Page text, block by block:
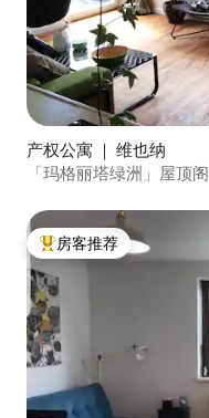
产权公寓 ｜ 维也纳
「玛格丽塔绿洲」屋顶
热门「房客推荐」
房客推荐